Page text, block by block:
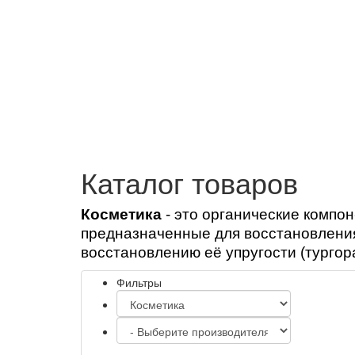
Каталог товаров
Косметика - это органические
предназначенные для
восстановлению её упругости
Фильтры